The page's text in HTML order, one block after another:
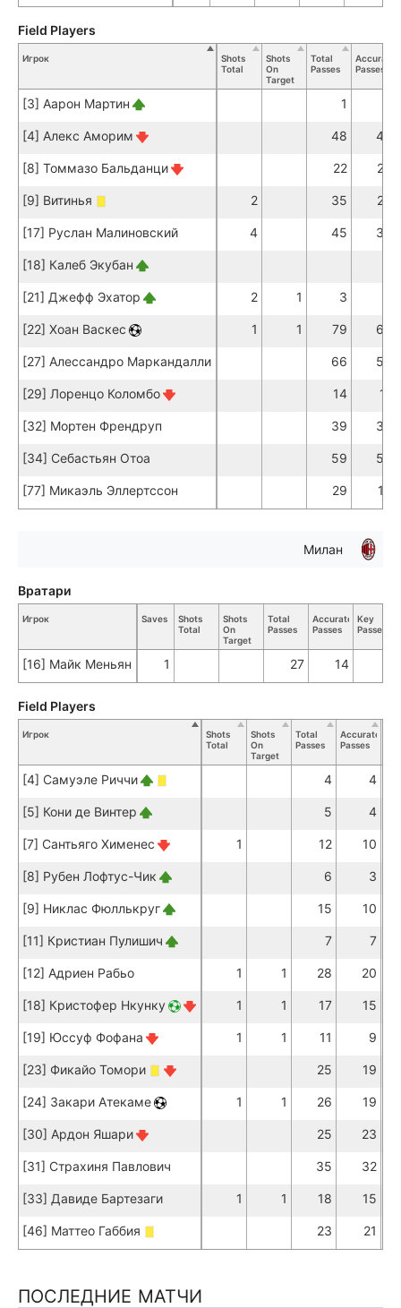
Игрок
Shots
Total
Shots
On
Target
Total
Passes
Accurate
Passes
[3] Аарон Мартин 1
[4] Алекс Аморим 48 43
[8] Томмазо Бальданци 22 20
[9] Витинья 2 35 29
[17] Руслан Малиновский 4 45 38
[18] Калеб Экубан
[21] Джефф Эхатор 2 1 3
[22] Хоан Васкес 1 1 79 66
[27] Алессандро Маркандалли 66 55
[29] Лоренцо Коломбо 14 11
[32] Мортен Френдруп 39 34
[34] Себастьян Отоа 59 55
[77] Микаэль Эллертссон 29 19
Field Players
Милан
Игрок Saves
Shots
Total
Shots
On
Target
Total
Passes
Accurate
Passes
Key
Passes
[16] Майк Меньян 1 27 14
Вратари
Игрок
Shots
Total
Shots
On
Target
Total
Passes
Accurate
Passes
[4] Самуэле Риччи 4 4
[5] Кони де Винтер 5 4
[7] Сантьяго Хименес 1 12 10
[8] Рубен Лофтус-Чик 6 3
[9] Никлас Фюллькруг 15 10
[11] Кристиан Пулишич 7 7
[12] Адриен Рабьо 1 1 28 20
[18] Кристофер Нкунку 1 1 17 15
[19] Юссуф Фофана 1 1 11 9
[23] Фикайо Томори 25 19
[24] Закари Атекаме 1 1 26 19
[30] Ардон Яшари 25 23
[31] Страхиня Павлович 35 32
[33] Давиде Бартезаги 1 1 18 15
[46] Маттео Габбия 23 21
Field Players
ПОСЛЕДНИЕ МАТЧИ